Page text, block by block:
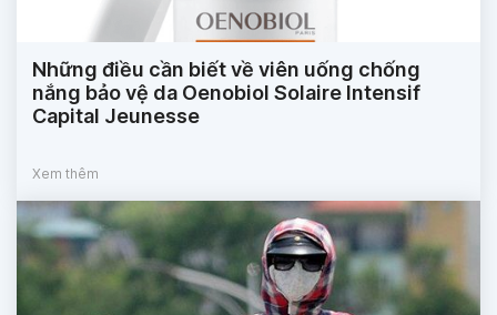
Những điều cần biết về viên uống chống
nắng bảo vệ da Oenobiol Solaire Intensif
Capital Jeunesse
Xem thêm